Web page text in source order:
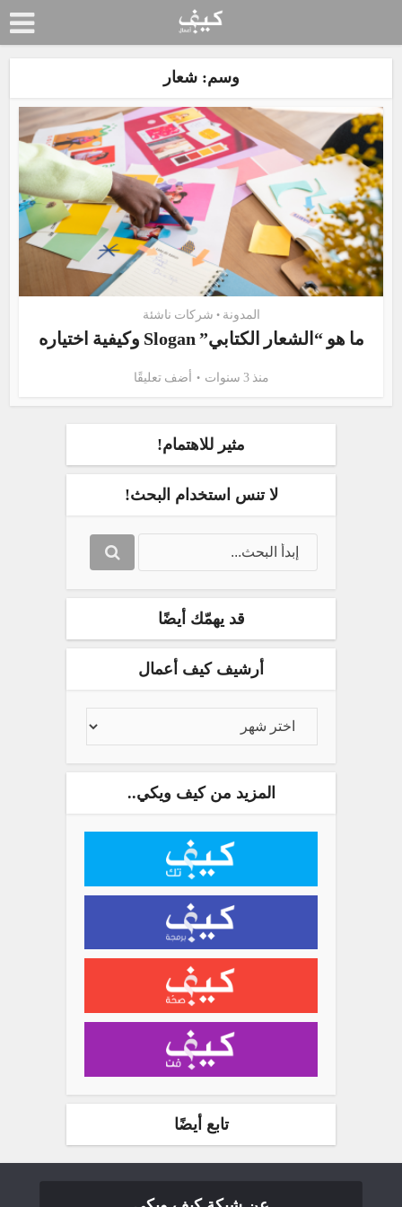
وسم: شعار
المدونة • شركات ناشئة
ما هو “الشعار الكتابي” Slogan وكيفية اختياره
منذ 3 سنوات أضف تعليقًا
مثير للاهتمام!
لا تنس استخدام البحث!
قد يهمّك أيضًا
أرشيف كيف أعمال
المزيد من كيف ويكي..
تابع أيضًا